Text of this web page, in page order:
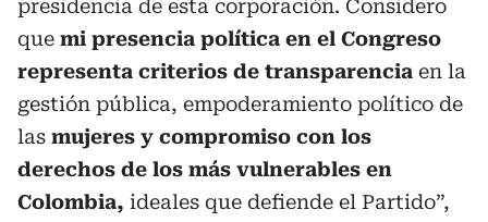
presidencia de esta corporación. Considero
que mi presencia política en el Congreso
representa criterios de transparencia en la
gestión pública, empoderamiento político de
las mujeres y compromiso con los
derechos de los más vulnerables en
Colombia, ideales que defiende el Partido”,